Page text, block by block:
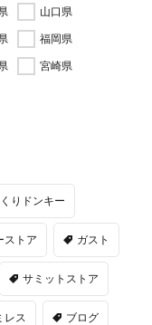
山口県
福岡県
宮崎県
りドンキー
ストア ガスト
サミットストア
レス ブログ